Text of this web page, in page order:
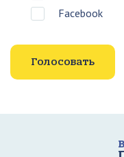
Facebook